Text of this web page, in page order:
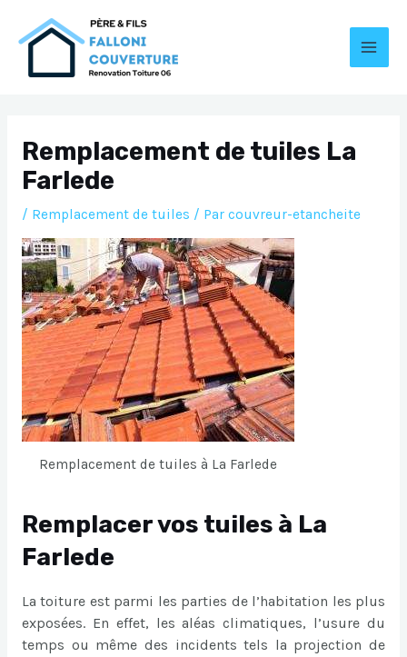
Remplacement de tuiles La
Farlede
/ Remplacement de tuiles / Par couvreur-etancheite
Remplacement de tuiles à La Farlede
Remplacer vos tuiles à La
Farlede
La toiture est parmi les parties de l’habitation les plus
exposées. En effet, les aléas climatiques, l’usure du
temps ou même des incidents tels la projection de